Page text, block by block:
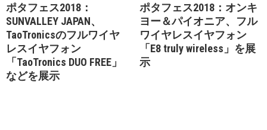
ポタフェス2018：
SUNVALLEY JAPAN、
TaoTronicsのフルワイヤ
レスイヤフォン
「TaoTronics DUO FREE」
などを展示
ポタフェス2018：オンキ
ヨー＆パイオニア、フル
ワイヤレスイヤフォン
「E8 truly wireless」を展
示